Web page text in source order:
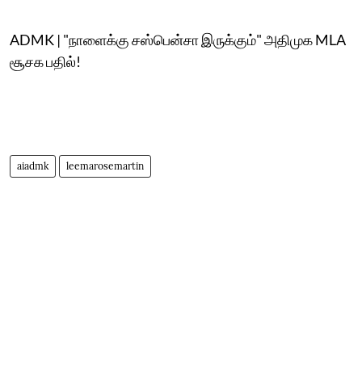
ADMK | "நாளைக்கு சஸ்பென்சா இருக்கும்" அதிமுக MLA
சூசக பதில்!
aiadmk leemarosemartin